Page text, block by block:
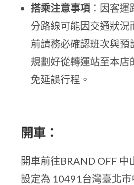
搭乘注意事項 ：因客
分路線可能因交通狀況
前請務必確認班次與預
規劃好從轉運站至本店
免延誤行程。
開車：
開車前往BRAND OFF 中
設定為 10491台灣臺北市